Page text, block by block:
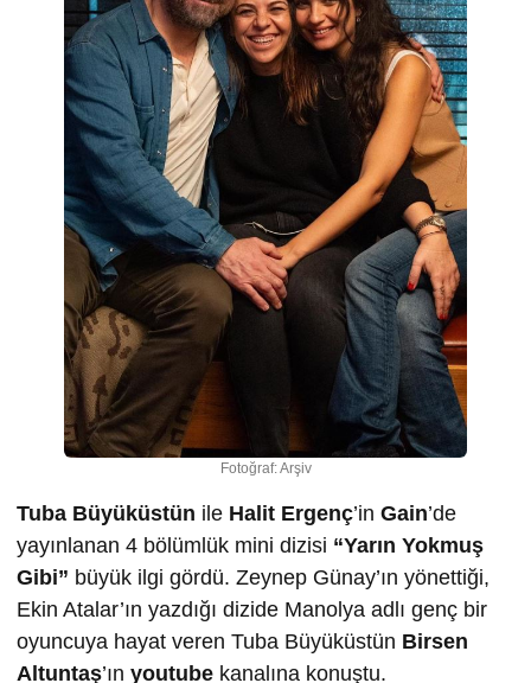
Fotoğraf: Arşiv
Tuba Büyüküstün ile Halit Ergenç’in Gain’de
yayınlanan 4 bölümlük mini dizisi “Yarın Yokmuş
Gibi” büyük ilgi gördü. Zeynep Günay’ın yönettiği,
Ekin Atalar’ın yazdığı dizide Manolya adlı genç bir
oyuncuya hayat veren Tuba Büyüküstün Birsen
Altuntaş’ın youtube kanalına konuştu.